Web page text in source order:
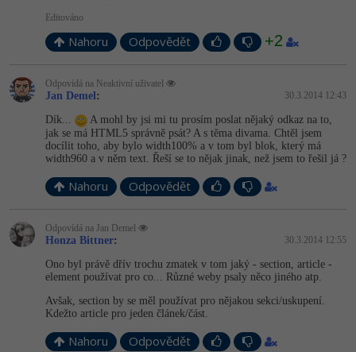
Editováno
Nahoru Odpovědět +2
Odpovídá na Neaktivní uživatel
Jan Demel : 30.3.2014 12:43
Dík...
A mohl by jsi mi tu prosím poslat nějaký odkaz na to,
jak se má HTML5 správně psát? A s těma divama. Chtěl jsem
docílit toho, aby bylo width100% a v tom byl blok, který má
width960 a v něm text. Řeší se to nějak jinak, než jsem to řešil já ?
Nahoru Odpovědět
Odpovídá na Jan Demel
Honza Bittner: 30.3.2014 12:55
Ono byl právě dřív trochu zmatek v tom jaký - section, article -
element používat pro co... Různé weby psaly něco jiného atp.
Avšak, section by se měl používat pro nějakou sekci/uskupení.
Kdežto article pro jeden článek/část.
Nahoru Odpovědět